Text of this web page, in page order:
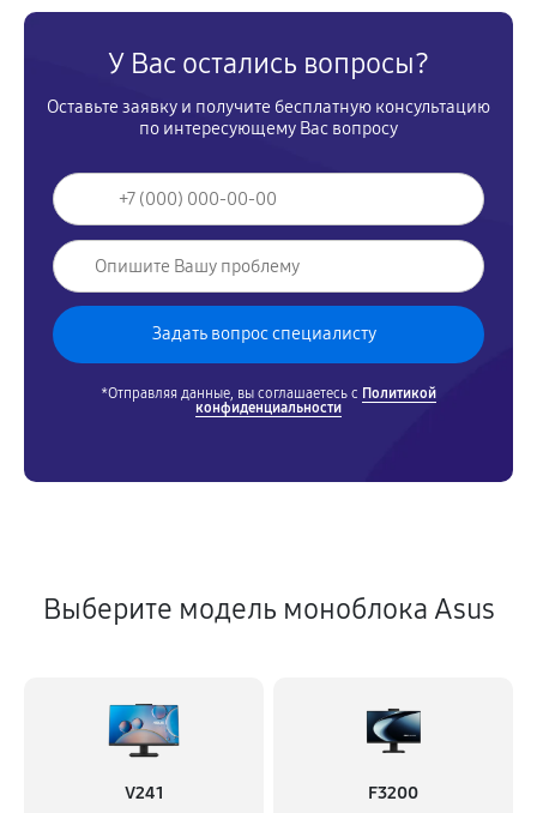
У Вас остались вопросы?
Оставьте заявку и получите бесплатную консультацию
по интересующему Вас вопросу
*Отправляя данные, вы соглашаетесь с Политикой
конфиденциальности
Выберите модель моноблока Asus
V241 F3200